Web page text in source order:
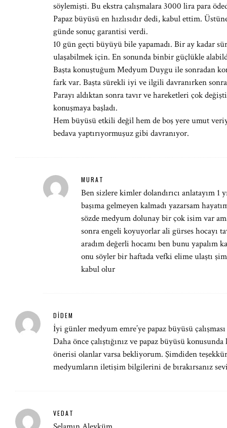
söylemişti. Bu ekstra çalışmalara 3000 lira para
Papaz büyüsü en hızlısıdır dedi, kabul ettim.
günde sonuç garantisi verdi.
10 gün geçti büyüyü bile yapamadı. Bir ay kadar
ulaşabilmek için. En sonunda binbir güçlükle
Başta konuştuğum Medyum Duygu ile sonradan
fark var. Başta sürekli iyi ve ilgili davranırken
Parayı aldıktan sonra tavır ve hareketleri çok
konuşmaya başladı.
Hem büyüsü etkili değil hem de boş yere umut
bedava yaptırıyormuşuz gibi davranıyor.
MURAT
Ben sizlere kimler dolandırıcı anlatayım
başıma gelmeyen kalmadı yazarsam
sözde medyum dolunay bir çok isim var
sonra engeli koyuyorlar ali gürses hocayı
aradım değerli hocamı ben bunu yapalım
onu söyler bir haftada vefki elime ulaştı
kabul olur
DIDEM
İyi günler medyum emre’ye papaz büyüsü
Daha önce çalıştığınız ve papaz büyüsü
önerisi olanlar varsa bekliyorum. Şimdiden
medyumların iletişim bilgilerini de bırakırsanız
VEDAT